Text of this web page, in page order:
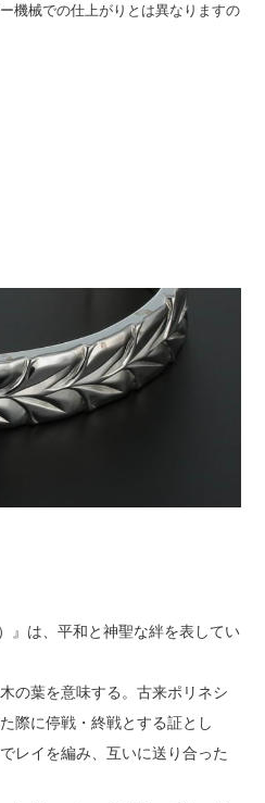
機械での仕上がりとは異なりますの
』は、平和と神聖な絆を表してい
の葉を意味する。古来ポリネシ
際に停戦・終戦とする証とし
レイを編み、互いに送り合った